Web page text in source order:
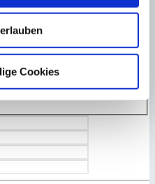
Cookies
gelesen und akzeptiert.